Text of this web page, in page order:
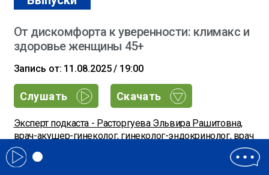
От дискомфорта к уверенности: климакс и
здоровье женщины 45+
Запись от: 11.08.2025 / 19:00
Слушать Скачать
Эксперт подкаста - Расторгуева Эльвира Рашитовна,
врач-акушер-гинеколог, гинеколог-эндокринолог, врач
ультразвуковой диагностики (УЗД), нейробиопсихолог.
Автор 5 книг по женскому здоровью. Мама 4 детей